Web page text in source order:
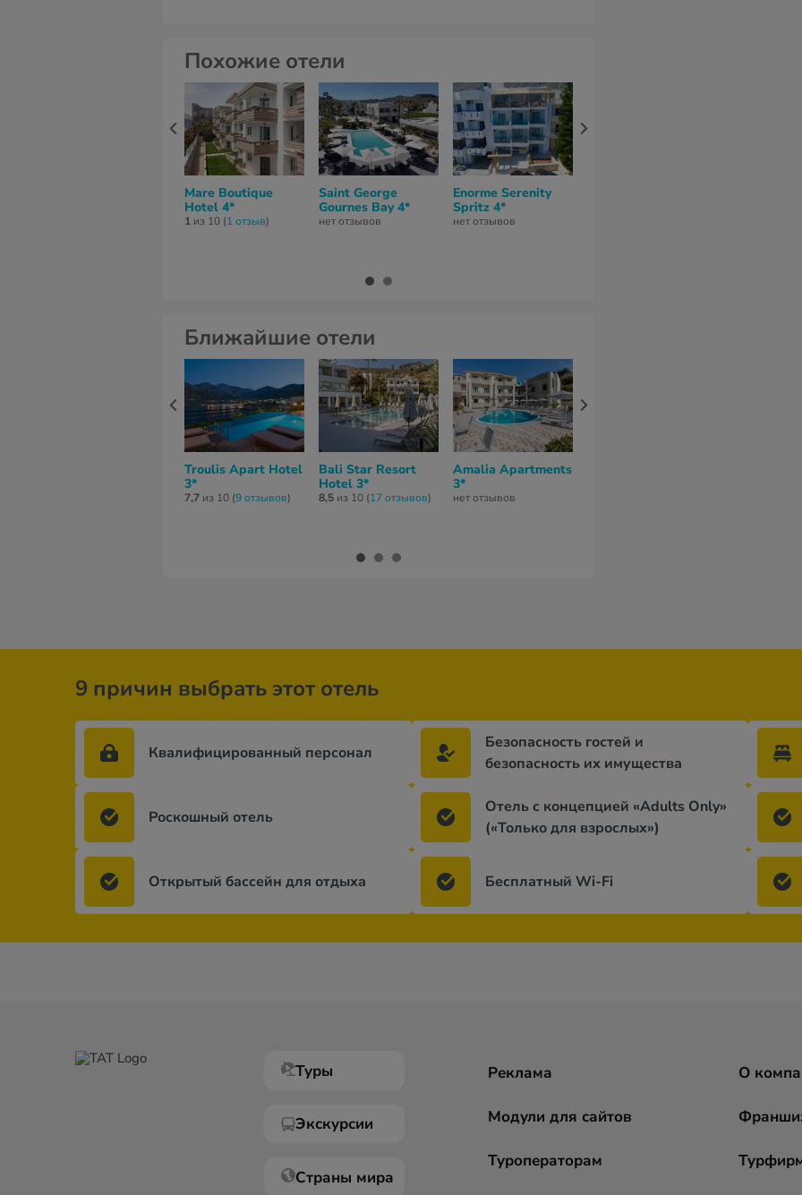
Похожие отели
Mare Boutique
Hotel 4*
1 из 10 (1 отзыв)
Saint George
Gournes Bay 4*
нет отзывов
Enorme Serenity
Spritz 4*
нет отзывов
Ближайшие отели
Troulis Apart Hotel
3*
7,7 из 10 (9 отзывов)
Bali Star Resort
Hotel 3*
8,5 из 10 (17 отзывов)
Amalia Apartments
3*
нет отзывов
9 причин выбрать этот отель
Квалифицированный персонал
Безопасность гостей и
безопасность их имущества
Роскошный отель
Отель с концепцией «Adults Only»
(«Только для взрослых»)
Открытый бассейн для отдыха Бесплатный Wi-Fi
Туры
Экскурсии
Страны мира
Реклама
Модули для сайтов
Туроператорам
О